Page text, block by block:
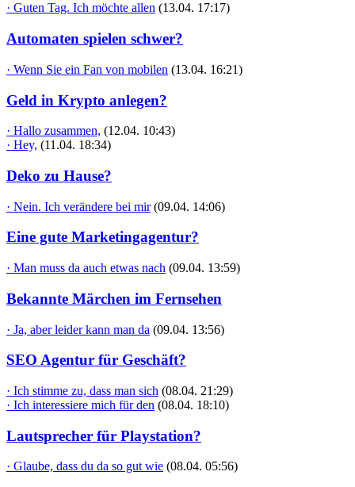
· Guten Tag. Ich möchte allen (13.04. 17:17)
Automaten spielen schwer?
· Wenn Sie ein Fan von mobilen (13.04. 16:21)
Geld in Krypto anlegen?
· Hallo zusammen, (12.04. 10:43)
· Hey, (11.04. 18:34)
Deko zu Hause?
· Nein. Ich verändere bei mir (09.04. 14:06)
Eine gute Marketingagentur?
· Man muss da auch etwas nach (09.04. 13:59)
Bekannte Märchen im Fernsehen
· Ja, aber leider kann man da (09.04. 13:56)
SEO Agentur für Geschäft?
· Ich stimme zu, dass man sich (08.04. 21:29)
· Ich interessiere mich für den (08.04. 18:10)
Lautsprecher für Playstation?
· Glaube, dass du da so gut wie (08.04. 05:56)